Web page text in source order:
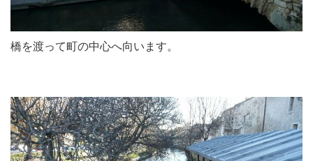
橋を渡って町の中心へ向います。